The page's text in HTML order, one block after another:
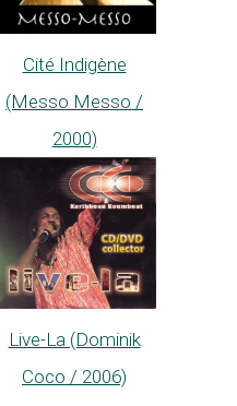
Cité Indigène
(Messo Messo /
2000)
Live-La (Dominik
Coco / 2006)